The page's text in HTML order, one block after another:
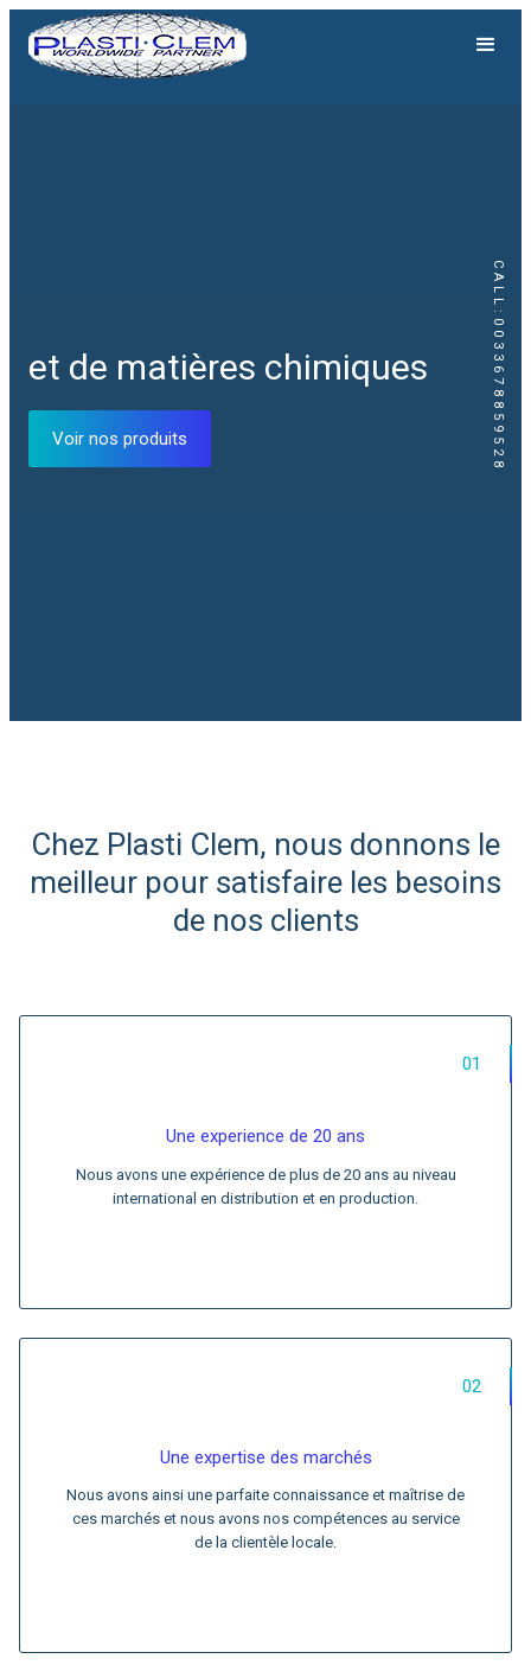
CALL:0033678859528
et de matières chimiques
Voir nos produits
Expert Afrique du Nord et
de l'Ouest
plastiques...
Génération solaire
Equipements solaires
Voir nos produits
Chez Plasti Clem, nous donnons le
meilleur pour satisfaire les besoins
de nos clients
01
Une experience de 20 ans
Nous avons une expérience de plus de 20 ans au niveau
international en distribution et en production.
02
Une expertise des marchés
Nous avons ainsi une parfaite connaissance et maîtrise de
ces marchés et nous avons nos compétences au service
de la clientèle locale.